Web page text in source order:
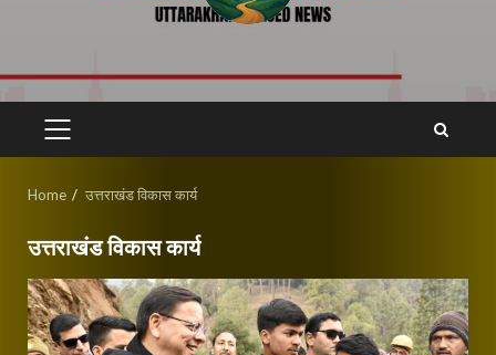
PRIMARY
Home उत्तराखंड विकास कार्य
उत्तराखंड विकास कार्य